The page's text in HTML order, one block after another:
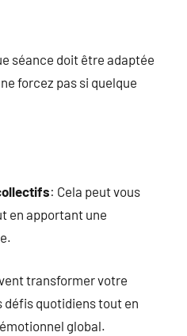
séance doit être adaptée
forcez pas si quelque
: Cela peut vous
en apportant une
transformer votre
défis quotidiens tout en
global.